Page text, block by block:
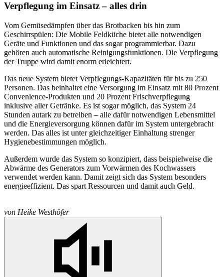
Verpflegung im Einsatz – alles drin
Vom Gemüsedämpfen über das Brotbacken bis hin zum
Geschirrspülen: Die Mobile Feldküche bietet alle notwendigen
Geräte und Funktionen und das sogar programmierbar. Dazu
gehören auch automatische Reinigungsfunktionen. Die Verpflegung
der Truppe wird damit enorm erleichtert.
Das neue System bietet Verpflegungs-Kapazitäten für bis zu 250
Personen. Das beinhaltet eine Versorgung im Einsatz mit 80 Prozent
Convenience-Produkten und 20 Prozent Frischverpflegung
inklusive aller Getränke. Es ist sogar möglich, das System 24
Stunden autark zu betreiben – alle dafür notwendigen Lebensmittel
und die Energieversorgung können dafür im System untergebracht
werden. Das alles ist unter gleichzeitiger Einhaltung strenger
Hygienebestimmungen möglich.
Außerdem wurde das System so konzipiert, dass beispielweise die
Abwärme des Generators zum Vorwärmen des Kochwassers
verwendet werden kann. Damit zeigt sich das System besonders
energieeffizient. Das spart Ressourcen und damit auch Geld.
von Heike Westhöfer